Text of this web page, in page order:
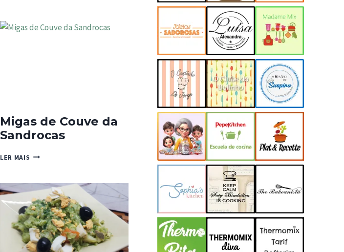
Migas de Couve da
Sandrocas
LER MAIS MIGAS
DA
SANDROCAS